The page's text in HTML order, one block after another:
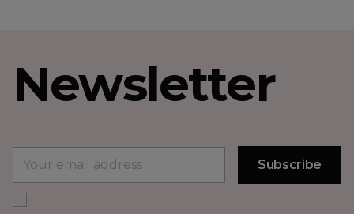
Newsletter